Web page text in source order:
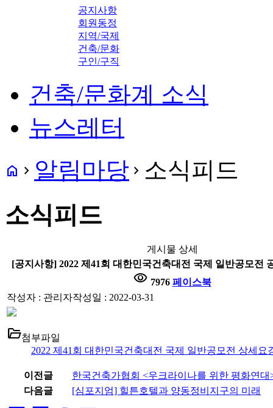
공지사항
회원동정
지역/국제
건축/문화
구인/구직
건축/문화계 소식
뉴스레터
home navigate_next 알림마당 navigate_next 소식피드
소식피드
게시물 상세
[공지사항] 2022 제41회 대한민국건축대전 국제 일반공모전
visibility 7976 페이스북
작성자 : 관리자작성일 : 2022-03-31
folder_open첨부파일
2022 제41회 대한민국건축대전 국제 일반공모전 상세요
이전글
한국건축가협회 <우크라이나를 위한 평화연대
다음글
[심포지엄] 힐튼호텔과 양동정비지구의 미래